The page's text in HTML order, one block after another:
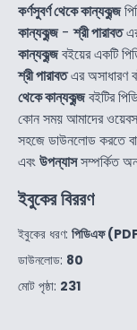
কর্ণসুবর্ণ থেকে কান্যকুব্জ
কান্যকুব্জ-শ্রী পারাবত
কান্যকুব্জবইয়ের একটি
শ্রী পারাবতএর অসাধারণ
থেকে কান্যকুব্জবইটির
কোন সময় আমাদের
সহজে ডাউনলোড করতে
এবংউপন্যাসসম্পর্কিত
ইবুকের বিররণ
ইবুকের ধরণ: পিডিএফ
ডাউনলোড: 80
মোট পৃষ্ঠা: 231